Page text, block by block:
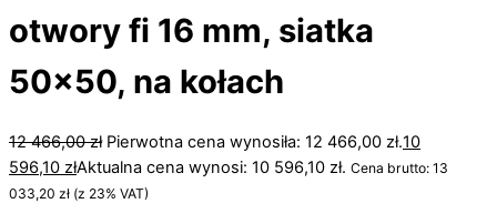
otwory fi 16 mm, siatka
50×50, na kołach
12 466,00zł Pierwotna cena wynosiła: 12 466,00 zł.10
596,10 złAktualna cena wynosi: 10 596,10 zł. Cena brutto: 13
033,20 zł (z 23% VAT)